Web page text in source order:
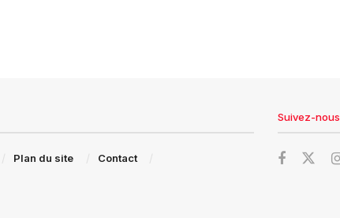
Plan du site
Contact
Suivez-nous